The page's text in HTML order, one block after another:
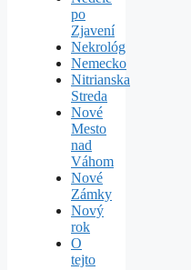
po
Zjavení
Nekrológ
Nemecko
Nitrianska
Streda
Nové
Mesto
nad
Váhom
Nové
Zámky
Nový
rok
O
tejto